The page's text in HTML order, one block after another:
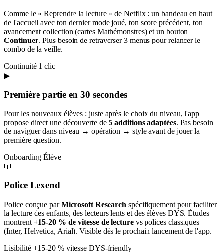
Comme le « Reprendre la lecture » de Netflix : un bandeau en haut
de l'accueil avec ton dernier mode joué, ton score précédent, ton
avancement collection (cartes Mathémonstres) et un bouton
Continuer. Plus besoin de retraverser 3 menus pour relancer le
combo de la veille.
Continuité 1 clic
▶
Première partie en 30 secondes
Pour les nouveaux élèves : juste après le choix du niveau, l'app
propose direct une découverte de 5 additions adaptées. Pas besoin
de naviguer dans niveau → opération → style avant de jouer la
première question.
Onboarding Élève
📖
Police Lexend
Police conçue parMicrosoft Research spécifiquement pour faciliter
la lecture des enfants, des lecteurs lents et des élèves DYS. Études
montrent +15-20 % de vitesse de lecture vs polices classiques
(Inter, Helvetica, Arial). Visible dès le prochain lancement de l'app.
Lisibilité +15-20 % vitesse DYS-friendly